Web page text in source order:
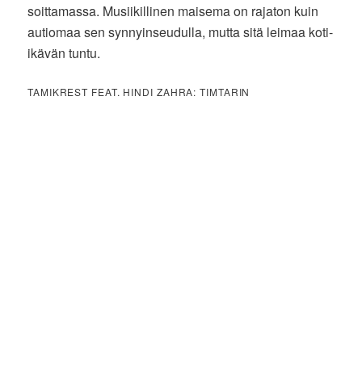
soittamassa. Musiikillinen maisema on rajaton kuin
autiomaa sen synnyinseudulla, mutta sitä leimaa koti-
ikävän tuntu.
TAMIKREST FEAT. HINDI ZAHRA: TIMTARIN